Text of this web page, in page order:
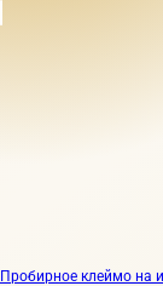
Пробирное клеймо на